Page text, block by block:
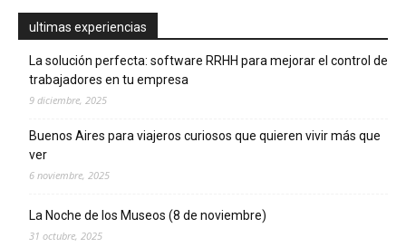
ultimas experiencias
La solución perfecta: software RRHH para mejorar el control de
trabajadores en tu empresa
9 diciembre, 2025
Buenos Aires para viajeros curiosos que quieren vivir más que
ver
6 noviembre, 2025
La Noche de los Museos (8 de noviembre)
31 octubre, 2025